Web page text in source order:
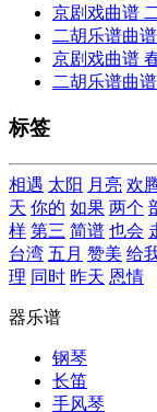
京剧戏曲谱
二胡乐谱曲
京剧戏曲谱
二胡乐谱曲
标签
相遇 太阳 月亮 欢
天 你的 如果 两个
样 第三 简谱 也会
台湾 五月 赞美 给
理 同时 昨天 恩情
器乐谱
钢琴
长笛
手风琴